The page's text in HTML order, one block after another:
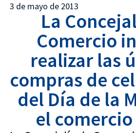
3 de mayo de 2013
La
Comercio
realizar las
compras de
del Día de la
el